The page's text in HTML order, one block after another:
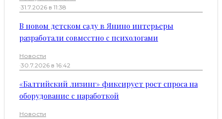
·31.7.2026 в 11:38
В новом детском саду в Янино интерьеры
разработали совместно с психологами
Новости
·30.7.2026 в 16:42
«Балтийский лизинг» фиксирует рост спроса на
оборудование с наработкой
Новости